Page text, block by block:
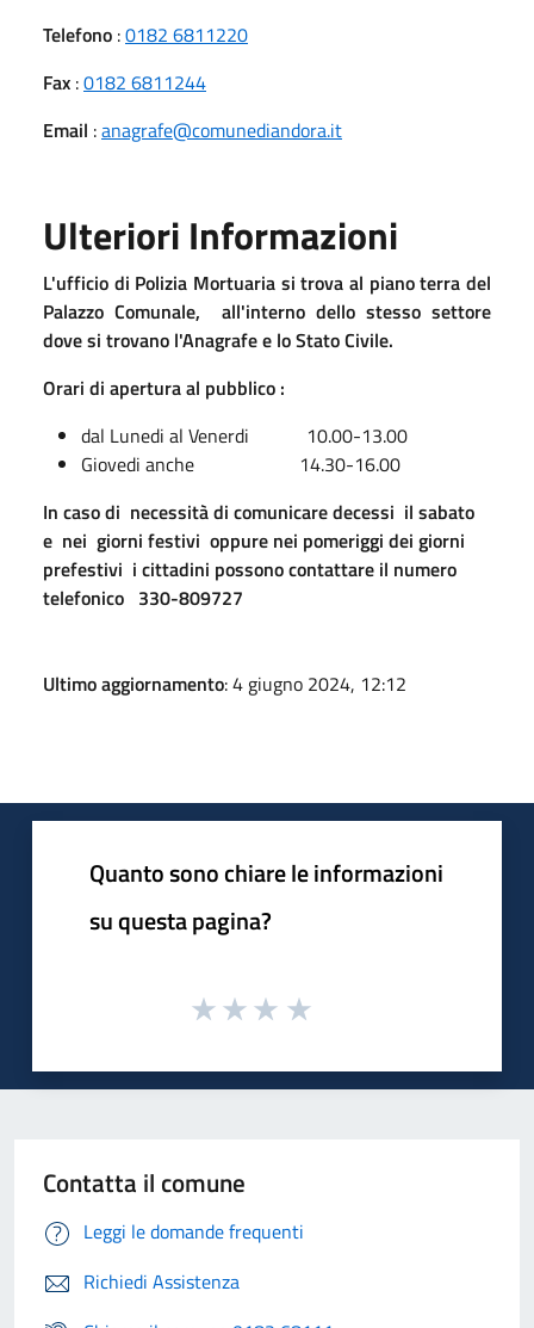
Telefono :0182 6811220
Fax :0182 6811244
Email :anagrafe@comunediandora.it
Ulteriori Informazioni
L'ufficio di Polizia Mortuaria si trova al piano terra del
Palazzo Comunale, all'interno dello stesso settore
dove si trovano l'Anagrafe e lo Stato Civile.
Orari di apertura al pubblico :
dal Lunedi al Venerdi 10.00-13.00
Giovedi anche 14.30-16.00
In caso di necessità di comunicare decessi il sabato
e nei giorni festivi oppure nei pomeriggi dei giorni
prefestivi i cittadini possono contattare il numero
telefonico 330-809727
Ultimo aggiornamento: 4 giugno 2024, 12:12
Quanto sono chiare le informazioni
su questa pagina?
Contatta il comune
Leggi le domande frequenti
Richiedi Assistenza